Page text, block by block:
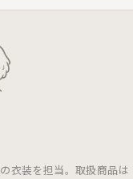
衣装を担当。取扱商品は